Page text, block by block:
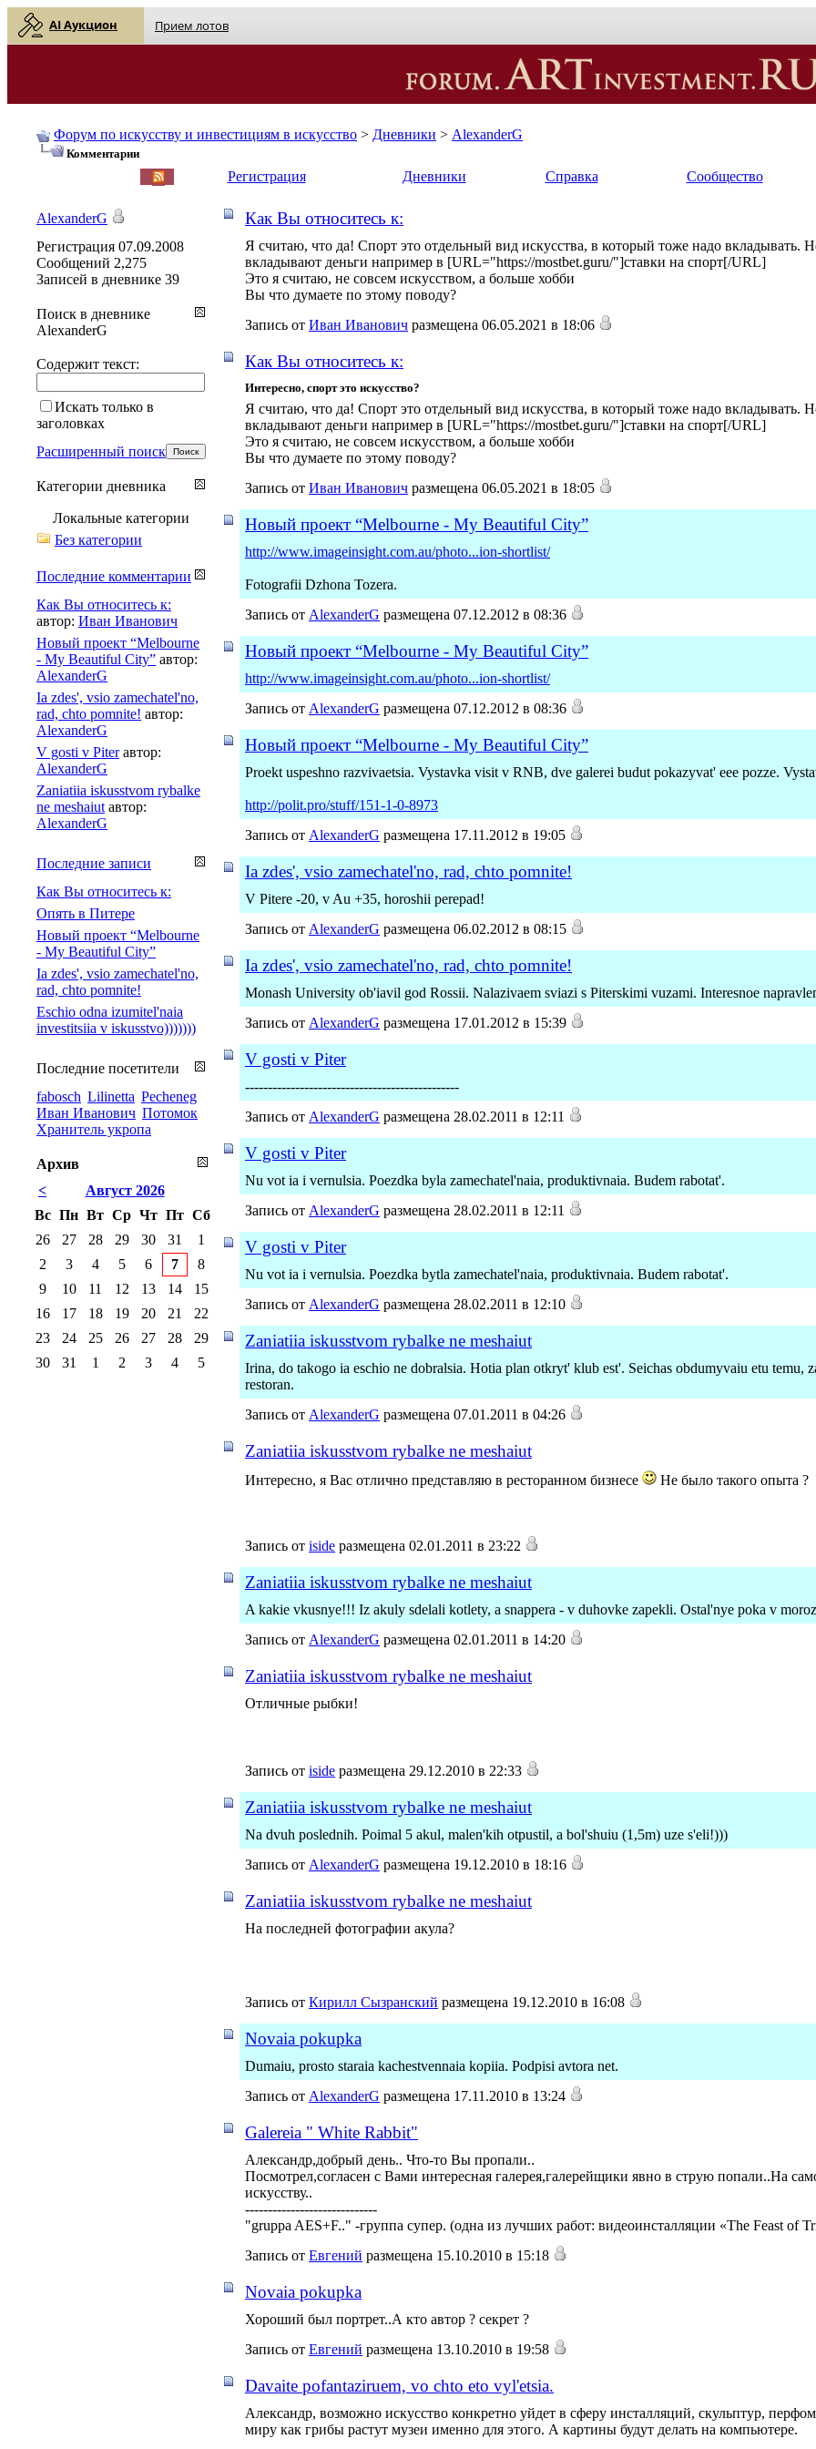
AI Аукцион Прием лотов
Форум по искусству и инвестициям в искусство > Дневники > AlexanderG
Комментарии
Регистрация Дневники Справка Сообщество
Как Вы относитесь к:
Я считаю, что да! Спорт это отдельный вид искусства, в который тоже надо вкладывать.
вкладывают деньги например в [URL="https://mostbet.guru/"]ставки на спорт[/URL]
Это я считаю, не совсем искусством, а больше хобби
Вы что думаете по этому поводу?
Запись от Иван Иванович размещена 06.05.2021 в 18:06
Как Вы относитесь к:
Интересно, спорт это искусство?
Я считаю, что да! Спорт это отдельный вид искусства, в который тоже надо вкладывать.
вкладывают деньги например в [URL="https://mostbet.guru/"]ставки на спорт[/URL]
Это я считаю, не совсем искусством, а больше хобби
Вы что думаете по этому поводу?
Запись от Иван Иванович размещена 06.05.2021 в 18:05
Новый проект “Melbourne - My Beautiful City”
http://www.imageinsight.com.au/photo...ion-shortlist/
Fotografii Dzhona Tozera.
Запись от AlexanderG размещена 07.12.2012 в 08:36
Новый проект “Melbourne - My Beautiful City”
http://www.imageinsight.com.au/photo...ion-shortlist/
Запись от AlexanderG размещена 07.12.2012 в 08:36
Новый проект “Melbourne - My Beautiful City”
Proekt uspeshno razvivaetsia. Vystavka visit v RNB, dve galerei budut pokazyvat' eee pozze.
http://polit.pro/stuff/151-1-0-8973
Запись от AlexanderG размещена 17.11.2012 в 19:05
Ia zdes', vsio zamechatel'no, rad, chto pomnite!
V Pitere -20, v Au +35, horoshii perepad!
Запись от AlexanderG размещена 06.02.2012 в 08:15
Ia zdes', vsio zamechatel'no, rad, chto pomnite!
Monash University ob'iavil god Rossii. Nalazivaem sviazi s Piterskimi vuzami. Interesnoe
Запись от AlexanderG размещена 17.01.2012 в 15:39
V gosti v Piter
-----------------------------------------------
Запись от AlexanderG размещена 28.02.2011 в 12:11
V gosti v Piter
Nu vot ia i vernulsia. Poezdka byla zamechatel'naia, produktivnaia. Budem rabotat'.
Запись от AlexanderG размещена 28.02.2011 в 12:11
V gosti v Piter
Nu vot ia i vernulsia. Poezdka bytla zamechatel'naia, produktivnaia. Budem rabotat'.
Запись от AlexanderG размещена 28.02.2011 в 12:10
Zaniatiia iskusstvom rybalke ne meshaiut
Irina, do takogo ia eschio ne dobralsia. Hotia plan otkryt' klub est'. Seichas obdumyvaiu etu temu,
restoran.
Запись от AlexanderG размещена 07.01.2011 в 04:26
Zaniatiia iskusstvom rybalke ne meshaiut
Интересно, я Вас отлично представляю в ресторанном бизнесе Не было такого опыта ?
Запись от iside размещена 02.01.2011 в 23:22
Zaniatiia iskusstvom rybalke ne meshaiut
A kakie vkusnye!!! Iz akuly sdelali kotlety, a snappera - v duhovke zapekli. Ostal'nye poka v
Запись от AlexanderG размещена 02.01.2011 в 14:20
Zaniatiia iskusstvom rybalke ne meshaiut
Отличные рыбки!
Запись от iside размещена 29.12.2010 в 22:33
Zaniatiia iskusstvom rybalke ne meshaiut
Na dvuh poslednih. Poimal 5 akul, malen'kih otpustil, a bol'shuiu (1,5m) uze s'eli!)))
Запись от AlexanderG размещена 19.12.2010 в 18:16
Zaniatiia iskusstvom rybalke ne meshaiut
На последней фотографии акула?
Запись от Кирилл Сызранский размещена 19.12.2010 в 16:08
Novaia pokupka
Dumaiu, prosto staraia kachestvennaia kopiia. Podpisi avtora net.
Запись от AlexanderG размещена 17.11.2010 в 13:24
Galereia " White Rabbit"
Александр,добрый день.. Что-то Вы пропали..
Посмотрел,согласен с Вами интересная галерея,галерейщики явно в струю попали..На
искусству..
-----------------------------
"gruppa AES+F.." -группа супер. (одна из лучших работ: видеоинсталляции «The Feast of
Запись от Евгений размещена 15.10.2010 в 15:18
Novaia pokupka
Хороший был портрет..А кто автор ? секрет ?
Запись от Евгений размещена 13.10.2010 в 19:58
Davaite pofantaziruem, vo chto eto vyl'etsia.
Александр, возможно искусство конкретно уйдет в сферу инсталляций, скульптур,
миру как грибы растут музеи именно для этого. А картины будут делать на компьютере.
AlexanderG
Регистрация 07.09.2008
Сообщений 2,275
Записей в дневнике 39
Поиск в дневнике
AlexanderG
Содержит текст:
Искать только в
заголовках
Расширенный поиск
Категории дневника
Локальные категории
Без категории
Последние комментарии
Как Вы относитесь к:
автор: Иван Иванович
Новый проект “Melbourne
- My Beautiful City” автор:
AlexanderG
Ia zdes', vsio zamechatel'no,
rad, chto pomnite! автор:
AlexanderG
V gosti v Piter автор:
AlexanderG
Zaniatiia iskusstvom rybalke
ne meshaiut автор:
AlexanderG
Последние записи
Как Вы относитесь к:
Опять в Питере
Новый проект “Melbourne
- My Beautiful City”
Ia zdes', vsio zamechatel'no,
rad, chto pomnite!
Eschio odna izumitel'naia
investitsiia v iskusstvo)))))))
Последние посетители
fabosch Lilinetta Pecheneg
Иван Иванович Потомок
Хранитель укропа
Архив
<
Август 2026
Вс Пн Вт Ср Чт Пт Сб
26
27 28 29 30 31
1
2
3 4 5 6 7
8
9
10 11 12 13 14
15
16
17 18 19 20 21
22
23
24 25 26 27 28
29
30
31 1 2 3 4 5